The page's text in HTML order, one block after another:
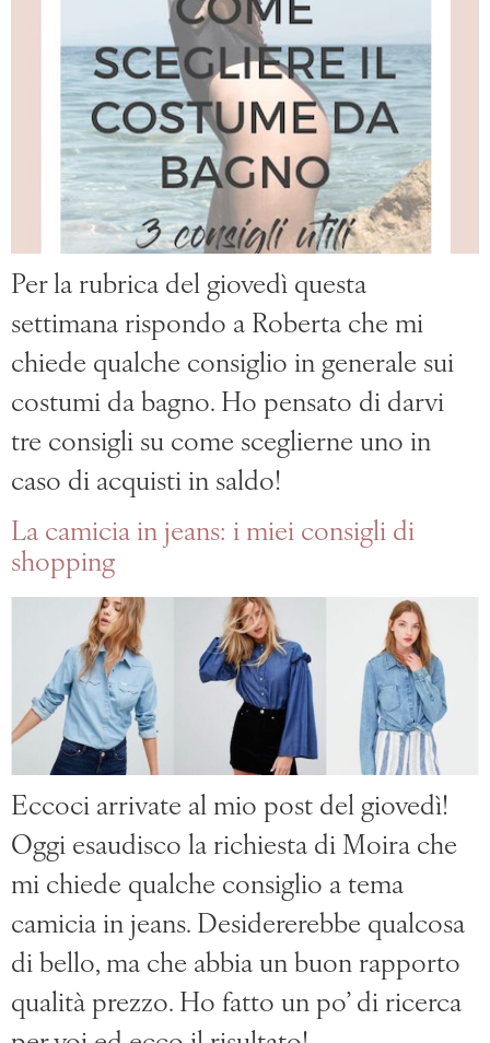
Per la rubrica del giovedì questa
settimana rispondo a Roberta che mi
chiede qualche consiglio in generale sui
costumi da bagno. Ho pensato di darvi
tre consigli su come sceglierne uno in
caso di acquisti in saldo!
La camicia in jeans: i miei consigli di
shopping
Eccoci arrivate al mio post del giovedì!
Oggi esaudisco la richiesta di Moira che
mi chiede qualche consiglio a tema
camicia in jeans. Desidererebbe qualcosa
di bello, ma che abbia un buon rapporto
qualità prezzo. Ho fatto un po’ di ricerca